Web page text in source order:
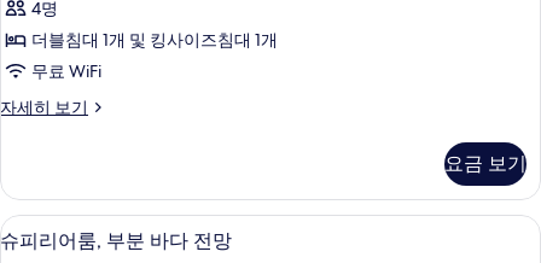
사
진
두
기
4명
더블침대 1개 및 킹사이즈침대 1개
무료 WiFi
자세히 보기
슈
룸
자
세
히
요금 보기
슈
슈피리어룸, 부분 바다 전망 | 미니바,
8
슈피리어룸, 부분 바다 전망